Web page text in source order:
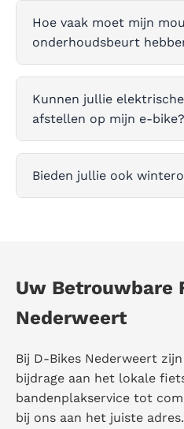
Hoe vaak moet mijn
onderhoudsbeurt
Kunnen jullie
afstellen op mijn e-bike?
Bieden jullie ook
Uw Betrouwbare
Nederweert
Bij D-Bikes Nederweert
bijdrage aan het lokale
bandenplakservice tot
bij ons aan het juiste adres.